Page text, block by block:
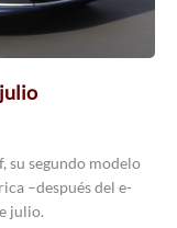
su segundo modelo
–después del e-
julio.